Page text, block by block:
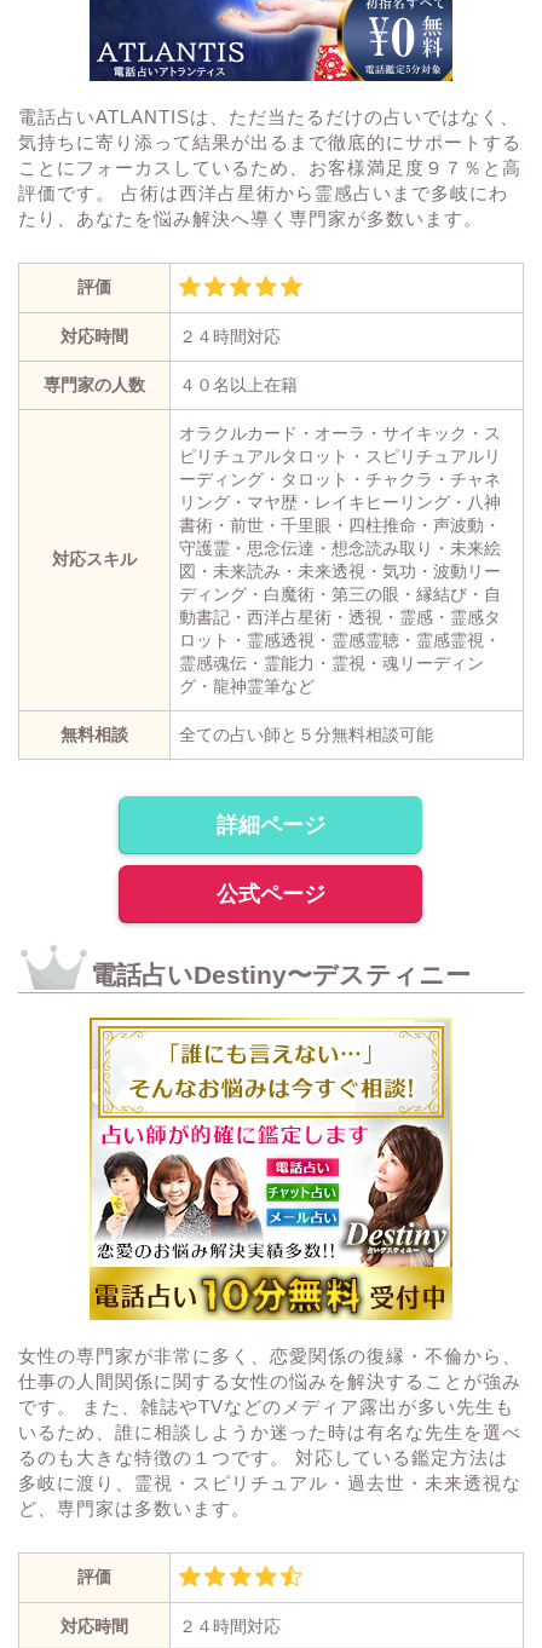
電話占いATLANTISは、ただ当たるだけの占いではなく、
気持ちに寄り添って結果が出るまで徹底的にサポートする
ことにフォーカスしているため、お客様満足度９７％と高
評価です。 占術は西洋占星術から霊感占いまで多岐にわ
たり、あなたを悩み解決へ導く専門家が多数います。
評価
対応時間 ２４時間対応
専門家の人数 ４０名以上在籍
対応スキル
オラクルカード・オーラ・サイキック・ス
ピリチュアルタロット・スピリチュアルリ
ーディング・タロット・チャクラ・チャネ
リング・マヤ歴・レイキヒーリング・八神
書術・前世・千里眼・四柱推命・声波動・
守護霊・思念伝達・想念読み取り・未来絵
図・未来読み・未来透視・気功・波動リー
ディング・白魔術・第三の眼・縁結び・自
動書記・西洋占星術・透視・霊感・霊感タ
ロット・霊感透視・霊感霊聴・霊感霊視・
霊感魂伝・霊能力・霊視・魂リーディン
グ・龍神霊筆など
無料相談 全ての占い師と５分無料相談可能
詳細ページ
公式ページ
電話占いDestiny〜デスティニー
女性の専門家が非常に多く、恋愛関係の復縁・不倫から、
仕事の人間関係に関する女性の悩みを解決することが強み
です。 また、雑誌やTVなどのメディア露出が多い先生も
いるため、誰に相談しようか迷った時は有名な先生を選べ
るのも大きな特徴の１つです。 対応している鑑定方法は
多岐に渡り、霊視・スピリチュアル・過去世・未来透視な
ど、専門家は多数います。
評価
対応時間 ２４時間対応